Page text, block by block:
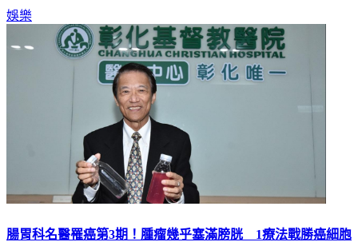
娛樂
腸胃科名醫罹癌第3期！腫瘤幾乎塞滿膀胱 1療法戰勝癌細胞